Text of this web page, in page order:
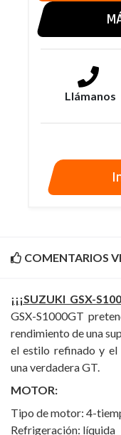
COMENTARIOS
¡¡¡SUZUKI GSX-
GSX-S1000GT
rendimiento de una
el estilo refinado y el
una verdadera GT.
MOTOR:
Tipo de motor: 4-
Refrigeración: líquida
Llámanos